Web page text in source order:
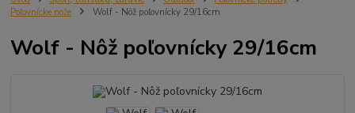
Poľovnícke nože
Wolf - Nôž poľovnícky 29/16cm
Wolf - Nôž poľovnícky 29/16cm